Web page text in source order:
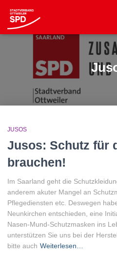
JUSOS
Jusos: Schutz für
brauchen!
Im Saarland geht die
anderem akuter Mangel an
Pflegediensten etc. Deswegen
Neunkirchen entschieden, eine
Nasen-Mund-Schutzmasken ins
unterstützen Sie uns bei der
bitte auch Weiterlesen…